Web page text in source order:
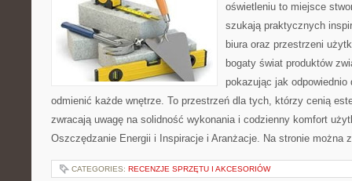
oświetleniu to miejsce
szukają praktycznych
biura oraz przestrzeni
bogaty świat produktów
pokazując jak odpowiednio
odmienić każde wnętrze. To przestrzeń dla tych, którzy cenią
zwracają uwagę na solidność wykonania i codzienny komfort
Oszczędzanie Energii i Inspiracje i Aranżacje. Na stronie można
CATEGORIES: RECENZJE SPRZĘTU I AKCESORIÓW